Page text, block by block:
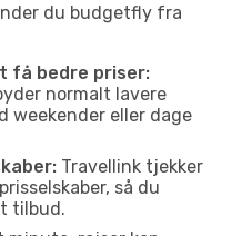
du budgetfly fra
få bedre priser:
normalt lavere
weekender eller dage
Travellink tjekker
så du
tilbud.